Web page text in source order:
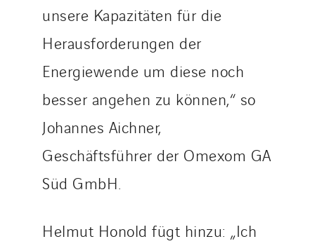
unsere Kapazitäten für die
Herausforderungen der
Energiewende um diese noch
besser angehen zu können,“ so
Johannes Aichner,
Geschäftsführer der Omexom GA
Süd GmbH.
Helmut Honold fügt hinzu: „Ich